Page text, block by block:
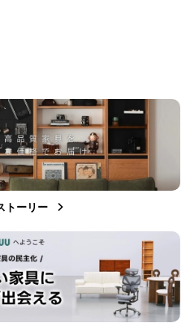
トーリー